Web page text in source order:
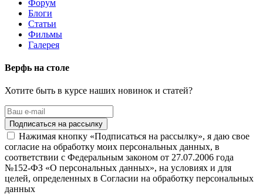
Форум
Блоги
Статьи
Фильмы
Галерея
Верфь на столе
Хотите быть в курсе наших новинок и статей?
Нажимая кнопку «Подписаться на рассылку», я даю свое
согласие на обработку моих персональных данных, в
соответствии с Федеральным законом от 27.07.2006 года
№152-ФЗ «О персональных данных», на условиях и для
целей, определенных в Согласии на обработку персональных
данных